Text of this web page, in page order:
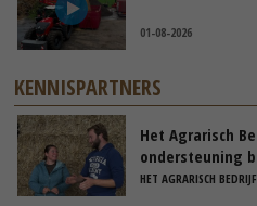
01-08-2026
KENNISPARTNERS
Het Agrarisch
ondersteuning
HET AGRARISCH